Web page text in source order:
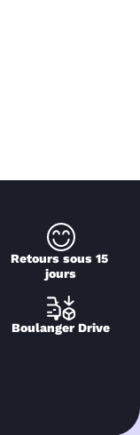
Retours sous 15
jours
Boulanger Drive